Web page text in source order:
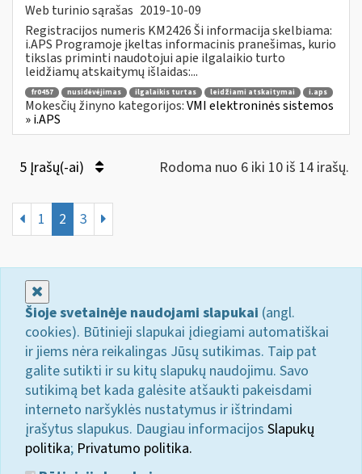
Web turinio sąrašas 2019-10-09
Registracijos numeris KM2426 Ši informacija skelbiama:
i.APS Programoje įkeltas informacinis pranešimas, kurio
tikslas priminti naudotojui apie ilgalaikio turto
leidžiamų atskaitymų išlaidas:...
fr0457 nusidėvėjimas ilgalaikis turtas leidžiami atskaitymai i.aps
Mokesčių žinyno kategorijos:VMI elektroninės sistemos
» i.APS
5 Įrašų(-ai) Rodoma nuo 6 iki 10 iš 14 irašų.
1 2 3
Šioje svetainėje naudojami slapukai (angl.
cookies). Būtinieji slapukai įdiegiami automatiškai
ir jiems nėra reikalingas Jūsų sutikimas. Taip pat
galite sutikti ir su kitų slapukų naudojimu. Savo
sutikimą bet kada galėsite atšaukti pakeisdami
interneto naršyklės nustatymus ir ištrindami
įrašytus slapukus. Daugiau informacijos Slapukų
politika; Privatumo politika.